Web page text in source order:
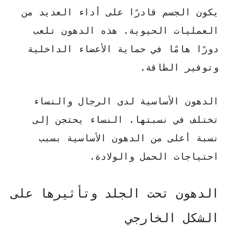
يكون الجسم قادرًا على أداء العديد من
العمليات الحيوية. هذه الدهون تلعب
دورًا هامًا في حماية الأعضاء الداخلية
وتوفير الطاقة.
الدهون الأساسية لدى الرجال والنساء
تختلف في نسبتها. النساء يحتجن إلى
نسبة أعلى من الدهون الأساسية بسبب
احتياجات الحمل والولادة.
الدهون تحت الجلد وتأثيرها على
الشكل الخارجي